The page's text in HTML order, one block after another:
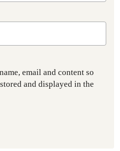
email and content so
and displayed in the